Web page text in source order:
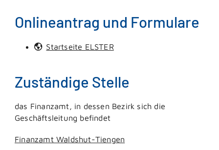
Onlineantrag und Formulare
Startseite ELSTER
Zuständige Stelle
das Finanzamt, in dessen Bezirk sich die
Geschäftsleitung befindet
Finanzamt Waldshut-Tiengen